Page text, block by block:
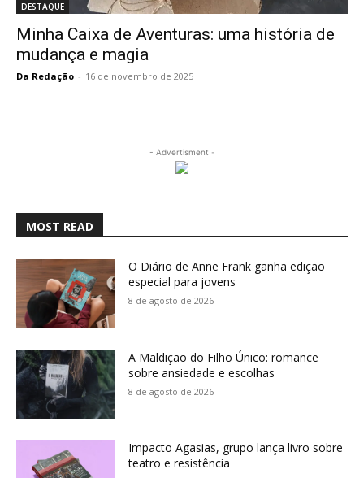
DESTAQUE
Minha Caixa de Aventuras: uma história de
mudança e magia
Da Redação - 16 de novembro de 2025
- Advertisment -
MOST READ
O Diário de Anne Frank ganha edição
especial para jovens
8 de agosto de 2026
A Maldição do Filho Único: romance
sobre ansiedade e escolhas
8 de agosto de 2026
Impacto Agasias, grupo lança livro sobre
teatro e resistência